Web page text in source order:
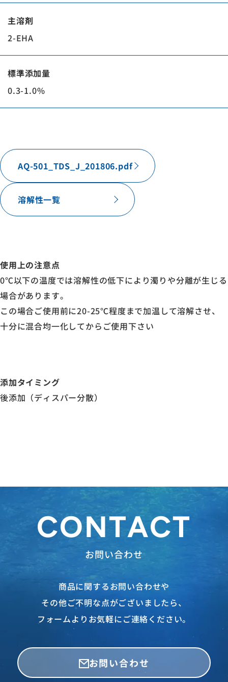
主溶剤
2-EHA
標準添加量
0.3-1.0%
AQ-501_TDS_J_201806.pdf
溶解性一覧
使用上の注意点
0℃以下の温度では溶解性の低下により濁りや分離が生じる
場合があります。
この場合ご使用前に20-25℃程度まで加温して溶解させ、
十分に混合均一化してからご使用下さい
添加タイミング
後添加（ディスパー分散）
CONTACT
お問い合わせ
商品に関するお問い合わせや
その他ご不明な点がございましたら、
フォームよりお気軽にご連絡ください。
お問い合わせ